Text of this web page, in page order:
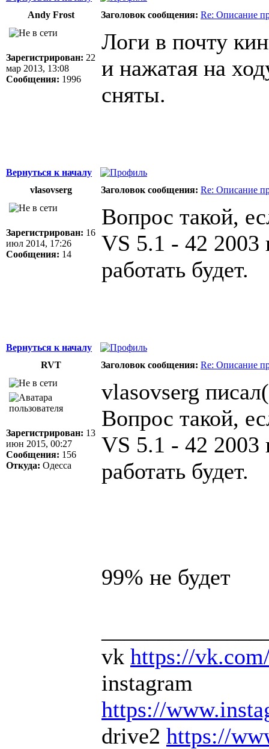
Andy Frost
Заголовок сообщения: Re: Описание
Зарегистрирован: 22
мар 2013, 13:08
Сообщения: 1996
Логи в почту
и нажатая на
сняты.
Вернуться к началу
vlasovserg
Заголовок сообщения: Re: Описание
Зарегистрирован: 16
июл 2014, 17:26
Сообщения: 14
Вопрос такой,
VS 5.1 - 42 2003
работать будет.
Вернуться к началу
RVT
Заголовок сообщения: Re: Описание
Зарегистрирован: 13
июн 2015, 00:27
Сообщения: 156
Откуда: Одесса
vlasovserg
Вопрос такой,
VS 5.1 - 42 2003
работать будет.
99% не будет
vk https://
instagram
https://
drive2 https://